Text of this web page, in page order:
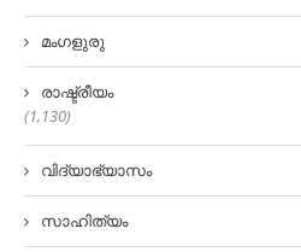
മംഗളുരു
രാഷ്ട്രീയം
(1,130)
വിദ്യാഭ്യാസം
സാഹിത്യം